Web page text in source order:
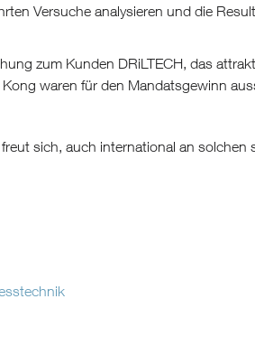
Versuche analysieren und die
zum Kunden DRiLTECH, das
waren für den Mandatsgewinn
sich, auch international an